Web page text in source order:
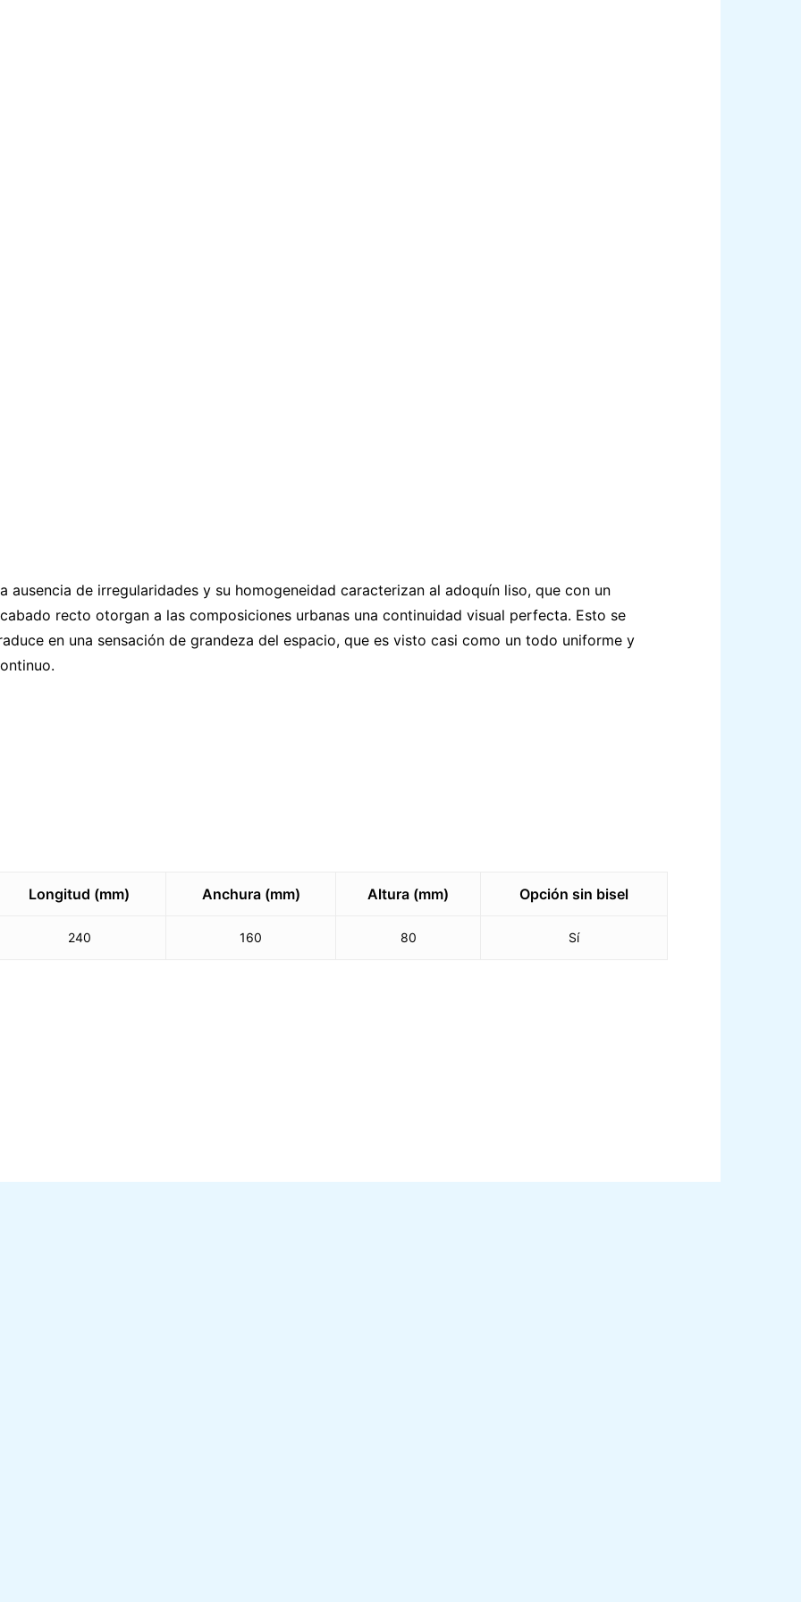
ausencia de irregularidades y su homogeneidad caracterizan al adoquín liso, que con un
recto otorgan a las composiciones urbanas una continuidad visual perfecta. Esto se
en una sensación de grandeza del espacio, que es visto casi como un todo uniforme y
Longitud (mm) Anchura (mm) Altura (mm) Opción sin bisel
240 160 80 Sí